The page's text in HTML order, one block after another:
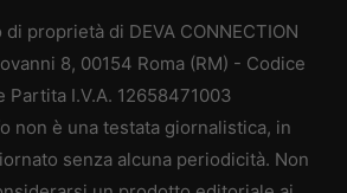
proprietà di DEVA CONNECTION
8, 00154 Roma (RM) - Codice
Partita I.V.A. 12658471003
non è una testata giornalistica, in
senza alcuna periodicità. Non